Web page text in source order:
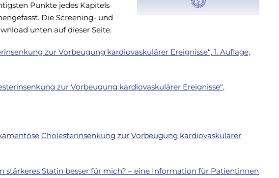
Punkte jedes Kapitels
Die Screening- und
unten auf dieser Seite.
zur Vorbeugung kardiovaskulärer Ereignisse“, 1. Auflage,
zur Vorbeugung kardiovaskulärer Ereignisse“,
Cholesterinsenkung zur Vorbeugung kardiovaskulärer
stärkeres Statin besser für mich? – eine Information für Patientinnen